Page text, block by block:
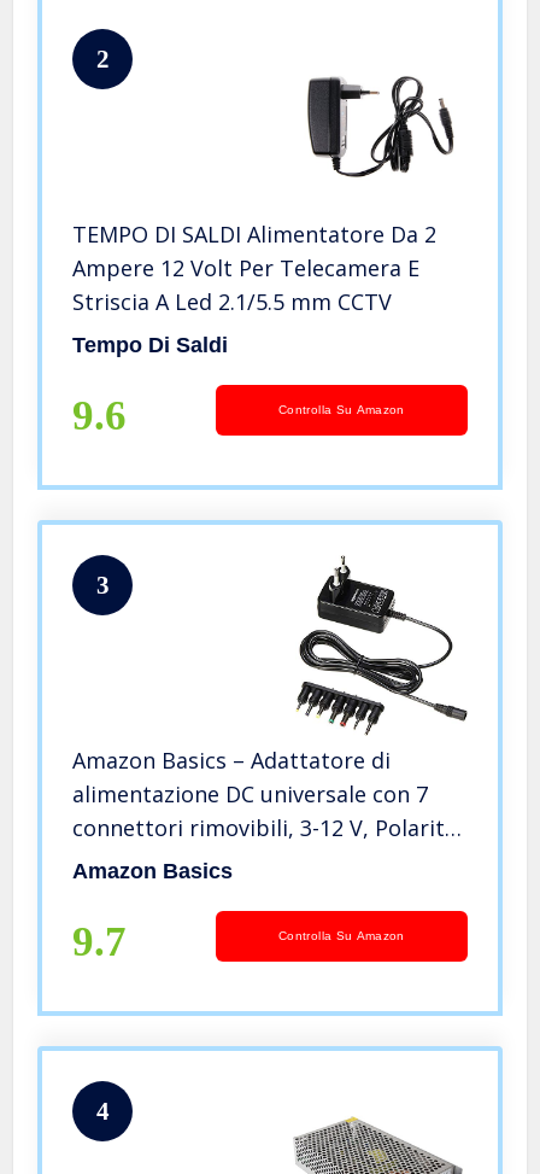
2
TEMPO DI SALDI Alimentatore Da 2
Ampere 12 Volt Per Telecamera E
Striscia A Led 2.1/5.5 mm CCTV
Tempo Di Saldi
9.6 Controlla Su Amazon
3
Amazon Basics – Adattatore di
alimentazione DC universale con 7
connettori rimovibili, 3-12 V, Polarità
Reversibile, Nero
Amazon Basics
9.7 Controlla Su Amazon
4